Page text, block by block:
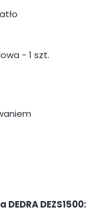
- 1 szt.
DEZS1500: